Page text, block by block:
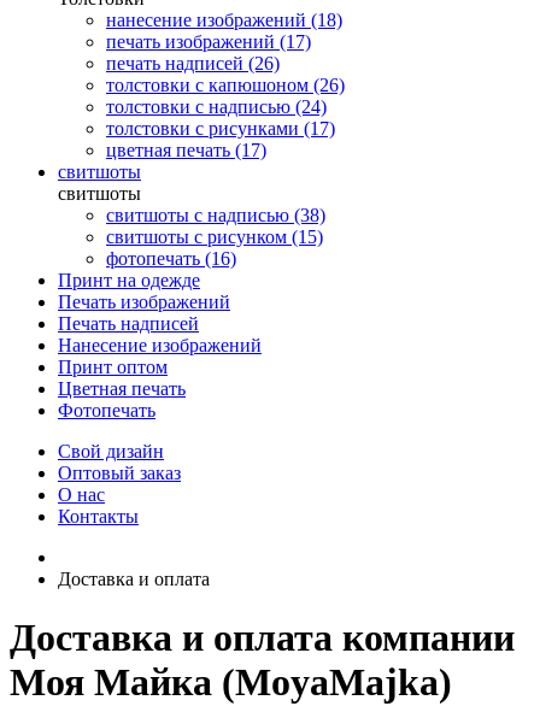
нанесение изображений (18)
печать изображений (17)
печать надписей (26)
толстовки с капюшоном (26)
толстовки с надписью (24)
толстовки с рисунками (17)
цветная печать (17)
свитшоты
свитшоты
свитшоты с надписью (38)
свитшоты с рисунком (15)
фотопечать (16)
Принт на одежде
Печать изображений
Печать надписей
Нанесение изображений
Принт оптом
Цветная печать
Фотопечать
Свой дизайн
Оптовый заказ
О нас
Контакты
Доставка и оплата
Доставка и оплата компании
Моя Майка (MoyaMajka)